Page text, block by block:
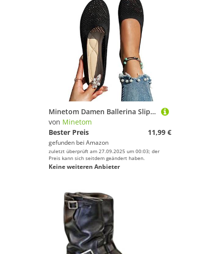
Minetom Damen Ballerina Slip On Schuhe rutschfest Stricken Sneaker Bequem Atmungsaktiv Sommer Sportlich Frauen Flache Schuhe Komfort Flats Schuhe A Schwarz 39 EU
von Minetom
Bester Preis
11,99 €
gefunden bei Amazon
zuletzt überprüft am 27.09.2025 um 00:03; der
Preis kann sich seitdem geändert haben.
Keine weiteren Anbieter